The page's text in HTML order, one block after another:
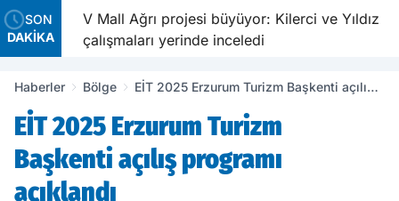
SON
DAKİKA
V Mall Ağrı projesi büyüyor: Kilerci ve Yıldız
çalışmaları yerinde inceledi
Haberler Bölge
EİT 2025 Erzurum Turizm Başkenti açılış
EİT 2025 Erzurum Turizm
Başkenti açılış programı
açıklandı